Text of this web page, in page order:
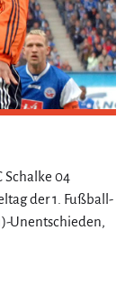
Schalke 04
der 1. Fußball-
Unentschieden,